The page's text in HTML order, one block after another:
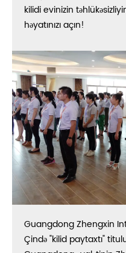
kilidi evinizin
həyatınızı açın!
Guangdong Zhengxin
Çində "kilid paytaxtı"